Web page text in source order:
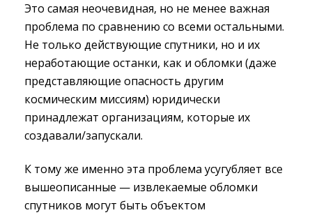
Это самая неочевидная, но не менее важная
проблема по сравнению со всеми остальными.
Не только действующие спутники, но и их
неработающие останки, как и обломки (даже
представляющие опасность другим
космическим миссиям) юридически
принадлежат организациям, которые их
создавали/запускали.
К тому же именно эта проблема усугубляет все
вышеописанные — извлекаемые обломки
спутников могут быть объектом